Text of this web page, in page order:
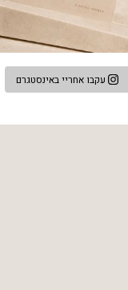
עקבו אחריי באינסטגרם